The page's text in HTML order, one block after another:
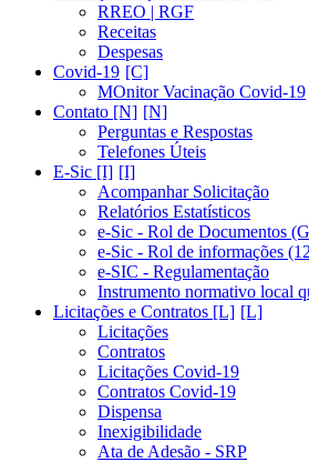
RREO | RGF
Receitas
Despesas
Covid-19
MOnitor Vacinação Covid-19
Contato [N]
Perguntas e Respostas
Telefones Úteis
E-Sic [I]
Acompanhar Solicitação
Relatórios Estatísticos
e-Sic - Rol de Documentos
e-Sic - Rol de informações
e-SIC - Regulamentação
Instrumento normativo local
Licitações e Contratos [L]
Licitações
Contratos
Licitações Covid-19
Contratos Covid-19
Dispensa
Inexigibilidade
Ata de Adesão - SRP